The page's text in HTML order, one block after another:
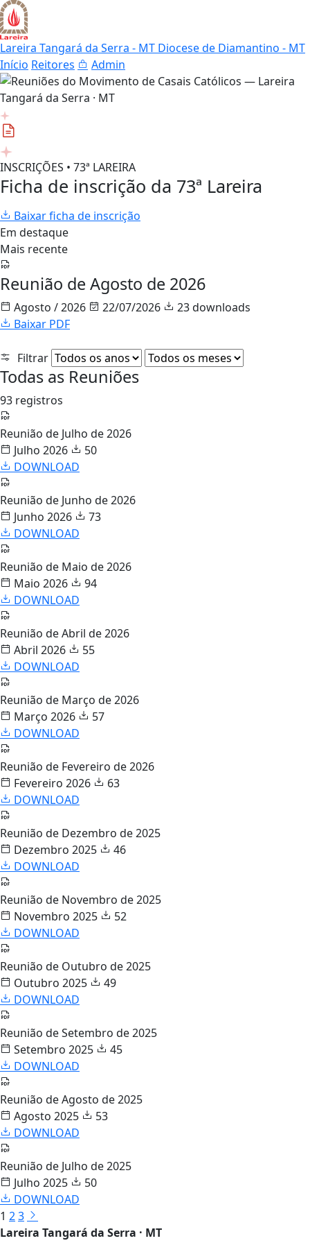
Lareira Tangará da Serra - MT Diocese de Diamantino - MT
Início Reitores Admin
INSCRIÇÕES • 73ª LAREIRA
Ficha de inscrição da 73ª Lareira
Baixar ficha de inscrição
Em destaque
Mais recente
Reunião de Agosto de 2026
Agosto / 2026 22/07/2026
23 downloads
Baixar PDF
Filtrar
Todas as Reuniões
93 registros
Reunião de Julho de 2026
Julho 2026
50
DOWNLOAD
Reunião de Junho de 2026
Junho 2026
73
DOWNLOAD
Reunião de Maio de 2026
Maio 2026
94
DOWNLOAD
Reunião de Abril de 2026
Abril 2026
55
DOWNLOAD
Reunião de Março de 2026
Março 2026
57
DOWNLOAD
Reunião de Fevereiro de 2026
Fevereiro 2026
63
DOWNLOAD
Reunião de Dezembro de 2025
Dezembro 2025
46
DOWNLOAD
Reunião de Novembro de 2025
Novembro 2025
52
DOWNLOAD
Reunião de Outubro de 2025
Outubro 2025
49
DOWNLOAD
Reunião de Setembro de 2025
Setembro 2025
45
DOWNLOAD
Reunião de Agosto de 2025
Agosto 2025
53
DOWNLOAD
Reunião de Julho de 2025
Julho 2025
50
DOWNLOAD
1 23
Lareira Tangará da Serra · MT